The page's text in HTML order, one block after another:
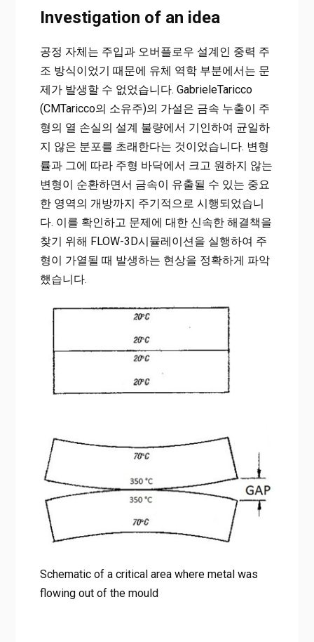
Investigation of an idea
공정 자체는 주입과 오버플로우 설계인 중력 주
조 방식이었기 때문에 유체 역학 부분에서는 문
제가 발생할 수 없었습니다. GabrieleTaricco
(CMTaricco의 소유주)의 가설은 금속 누출이 주
형의 열 손실의 설계 불량에서 기인하여 균일하
지 않은 분포를 초래한다는 것이었습니다. 변형
률과 그에 따라 주형 바닥에서 크고 원하지 않는
변형이 순환하면서 금속이 유출될 수 있는 중요
한 영역의 개방까지 주기적으로 시행되었습니
다. 이를 확인하고 문제에 대한 신속한 해결책을
찾기 위해 FLOW-3D시뮬레이션을 실행하여 주
형이 가열될 때 발생하는 현상을 정확하게 파악
했습니다.
Schematic of a critical area where metal was
flowing out of the mould